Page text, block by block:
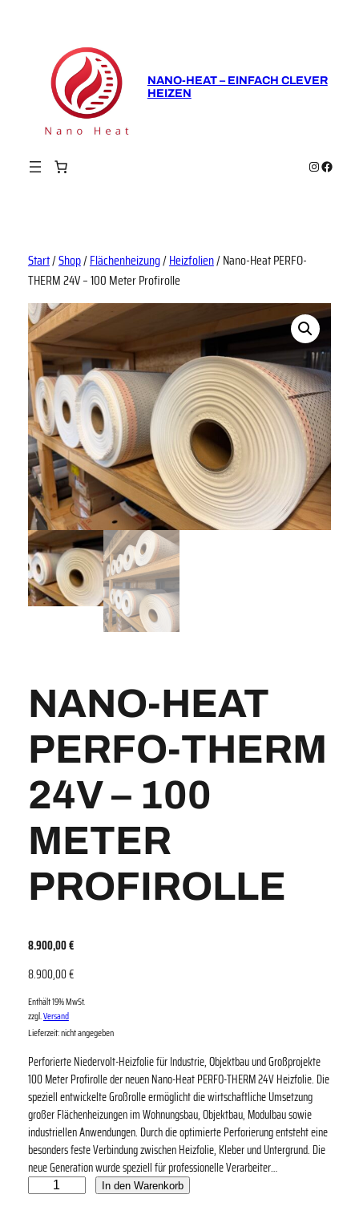
NANO-HEAT – EINFACH CLEVER
HEIZEN
Instagram
Start/Shop/Flächenheizung/Heizfolien/ Nano-Heat PERFO-
THERM 24V – 100 Meter Profirolle
NANO-HEAT
PERFO-THERM
24V – 100
METER
PROFIROLLE
8.900,00€
8.900,00€
Enthält 19% MwSt.
zzgl.Versand
Lieferzeit: nicht angegeben
Perforierte Niedervolt-Heizfolie für Industrie, Objektbau und Großprojekte
100 Meter Profirolle der neuen Nano-Heat PERFO-THERM 24V Heizfolie. Die
speziell entwickelte Großrolle ermöglicht die wirtschaftliche Umsetzung
großer Flächenheizungen im Wohnungsbau, Objektbau, Modulbau sowie
industriellen Anwendungen. Durch die optimierte Perforierung entsteht eine
besonders feste Verbindung zwischen Heizfolie, Kleber und Untergrund. Die
neue Generation wurde speziell für professionelle Verarbeiter…
In den Warenkorb